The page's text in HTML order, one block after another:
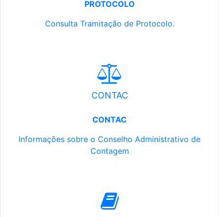
PROTOCOLO
Consulta Tramitação de Protocolo.
CONTAC
CONTAC
Informações sobre o Conselho Administrativo de
Contagem